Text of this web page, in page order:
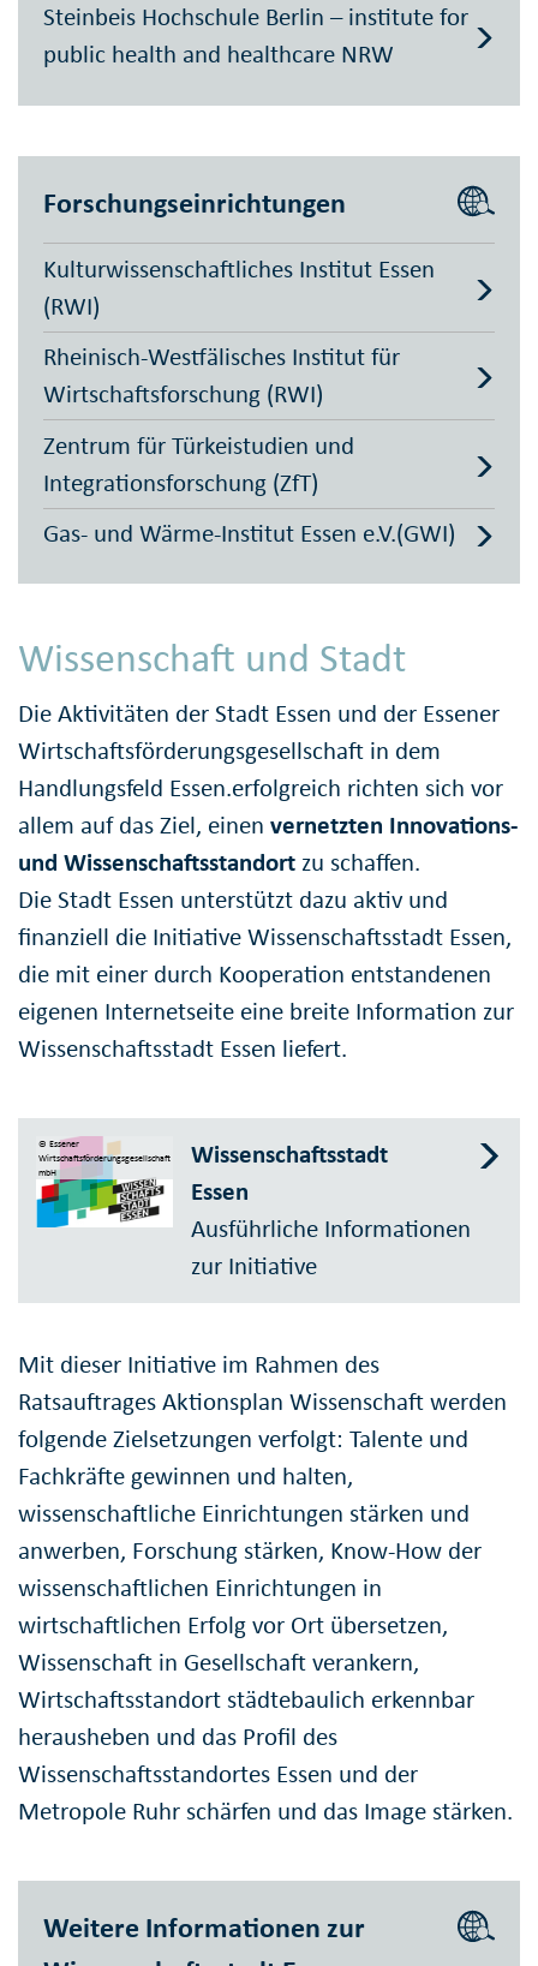
Steinbeis Hochschule Berlin – institute for
public health and healthcare NRW
Forschungseinrichtungen
Kulturwissenschaftliches Institut Essen
(RWI)
Rheinisch-Westfälisches Institut für
Wirtschaftsforschung (RWI)
Zentrum für Türkeistudien und
Integrationsforschung (ZfT)
Gas- und Wärme-Institut Essen e.V.(GWI)
Wissenschaft und Stadt
Die Aktivitäten der Stadt Essen und der Essener
Wirtschaftsförderungsgesellschaft in dem
Handlungsfeld Essen.erfolgreich richten sich vor
allem auf das Ziel, einen vernetzten Innovations-
und Wissenschaftsstandort zu schaffen.
Die Stadt Essen unterstützt dazu aktiv und
finanziell die Initiative Wissenschaftsstadt Essen,
die mit einer durch Kooperation entstandenen
eigenen Internetseite eine breite Information zur
Wissenschaftsstadt Essen liefert.
© Essener
Wirtschaftsförderungsgesellschaft
mbH
Wissenschaftsstadt
Essen
Ausführliche Informationen
zur Initiative
Mit dieser Initiative im Rahmen des
Ratsauftrages Aktionsplan Wissenschaft werden
folgende Zielsetzungen verfolgt: Talente und
Fachkräfte gewinnen und halten,
wissenschaftliche Einrichtungen stärken und
anwerben, Forschung stärken, Know-How der
wissenschaftlichen Einrichtungen in
wirtschaftlichen Erfolg vor Ort übersetzen,
Wissenschaft in Gesellschaft verankern,
Wirtschaftsstandort städtebaulich erkennbar
herausheben und das Profil des
Wissenschaftsstandortes Essen und der
Metropole Ruhr schärfen und das Image stärken.
Weitere Informationen zur